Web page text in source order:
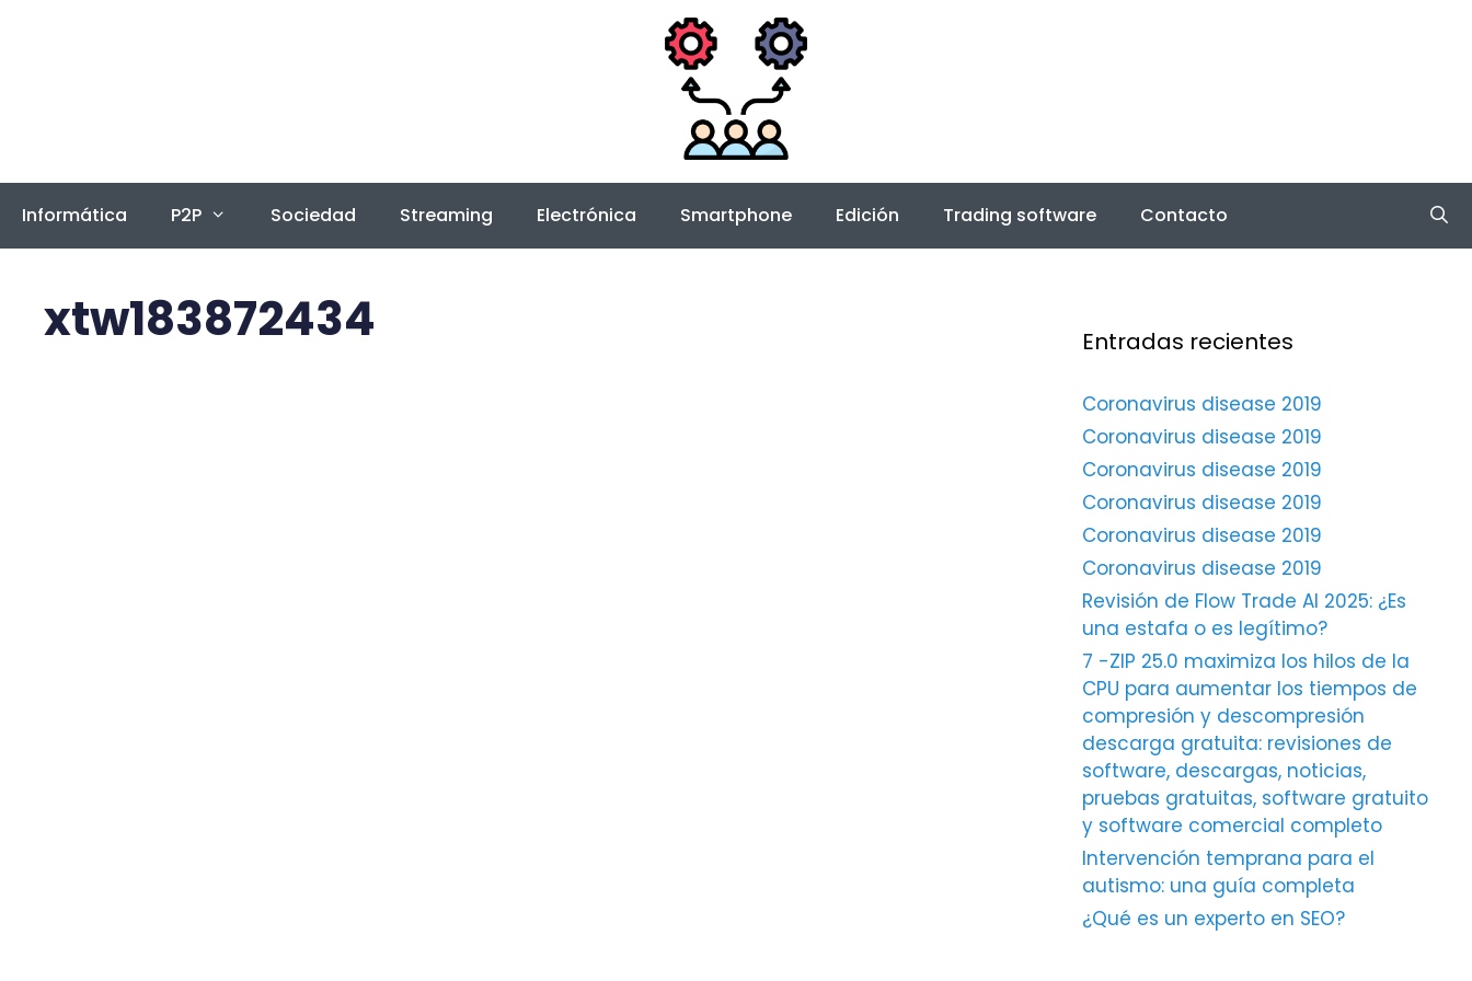
Informática P2P Sociedad Streaming Electrónica Smartphone Edición Trading software Contacto
xtw183872434 Entradas recientes
Coronavirus disease 2019
Coronavirus disease 2019
Coronavirus disease 2019
Coronavirus disease 2019
Coronavirus disease 2019
Coronavirus disease 2019
Revisión de Flow Trade AI 2025: ¿Es
una estafa o es legítimo?
7 -ZIP 25.0 maximiza los hilos de la
CPU para aumentar los tiempos de
compresión y descompresión
descarga gratuita: revisiones de
software, descargas, noticias,
pruebas gratuitas, software gratuito
y software comercial completo
Intervención temprana para el
autismo: una guía completa
¿Qué es un experto en SEO?